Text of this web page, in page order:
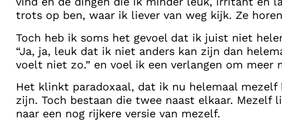
trots op ben, waar ik liever van weg kijk. Ze
Toch heb ik soms het gevoel dat ik juist niet
“Ja, ja, leuk dat ik niet anders kan zijn dan
voelt niet zo.” en voel ik een verlangen om meer
Het klinkt paradoxaal, dat ik nu helemaal
zijn. Toch bestaan die twee naast elkaar. Mezelf
naar een nog rijkere versie van mezelf.